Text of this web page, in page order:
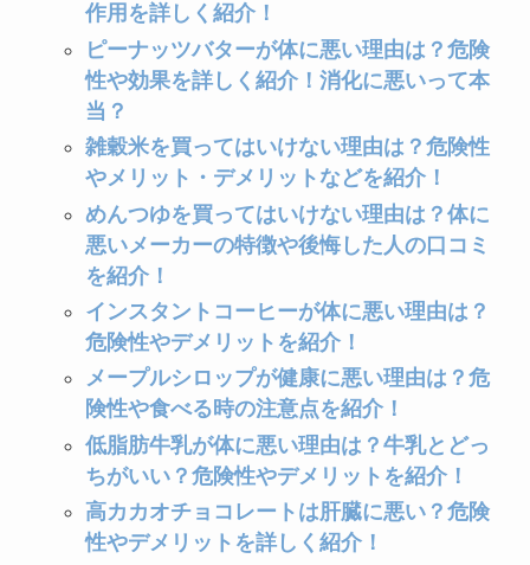
作用を詳しく紹介！
ピーナッツバターが体に悪い理由は？危険
性や効果を詳しく紹介！消化に悪いって本
当？
雑穀米を買ってはいけない理由は？危険性
やメリット・デメリットなどを紹介！
めんつゆを買ってはいけない理由は？体に
悪いメーカーの特徴や後悔した人の口コミ
を紹介！
インスタントコーヒーが体に悪い理由は？
危険性やデメリットを紹介！
メープルシロップが健康に悪い理由は？危
険性や食べる時の注意点を紹介！
低脂肪牛乳が体に悪い理由は？牛乳とどっ
ちがいい？危険性やデメリットを紹介！
高カカオチョコレートは肝臓に悪い？危険
性やデメリットを詳しく紹介！